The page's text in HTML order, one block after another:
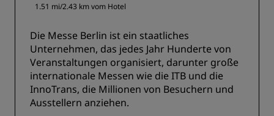
1.51 mi/2.43 km vom Hotel
Die Messe Berlin ist ein staatliches
Unternehmen, das jedes Jahr Hunderte von
Veranstaltungen organisiert, darunter große
internationale Messen wie die ITB und die
InnoTrans, die Millionen von Besuchern und
Ausstellern anziehen.